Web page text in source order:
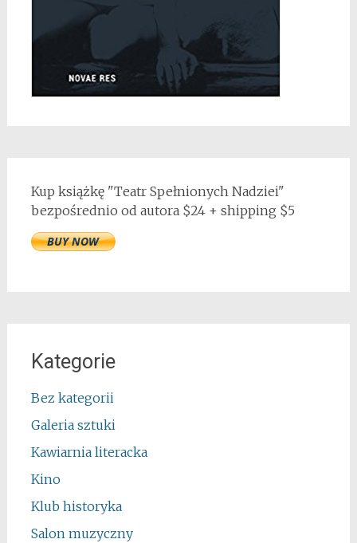
Kup książkę "Teatr Spełnionych Nadziei"
bezpośrednio od autora $24 + shipping $5
Kategorie
Bez kategorii
Galeria sztuki
Kawiarnia literacka
Kino
Klub historyka
Salon muzyczny